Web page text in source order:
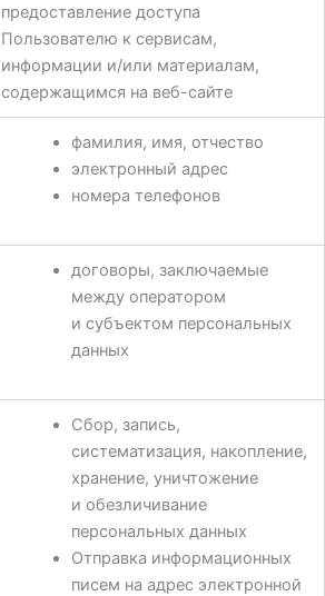
предоставление доступа
Пользователю к сервисам,
информации и/или материалам,
содержащимся на веб-сайте
фамилия, имя, отчество
электронный адрес
номера телефонов
договоры, заключаемые
между оператором
и субъектом персональных
данных
Сбор, запись,
систематизация, накопление,
хранение, уничтожение
и обезличивание
персональных данных
Отправка информационных
писем на адрес электронной